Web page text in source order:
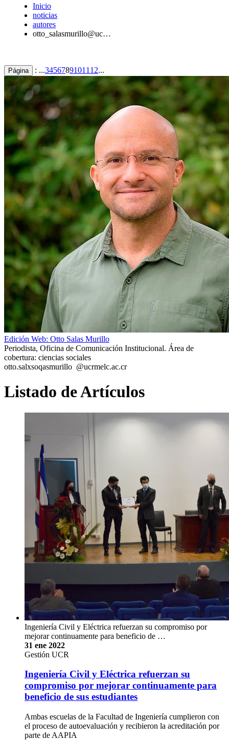
Inicio
noticias
autores
otto_salasmurillo@uc…
Página : ...34567891011 12...
Edición Web: Otto Salas Murillo
Periodista, Oficina de Comunicación Institucional. Área de
cobertura: ciencias sociales
otto.salxsoqasmurillo @ucrmelc.ac.cr
Listado de Artículos
Ingeniería Civil y Eléctrica refuerzan su compromiso por
mejorar continuamente para beneficio de …
31 ene 2022
Gestión UCR
Ingeniería Civil y Eléctrica refuerzan su
compromiso por mejorar continuamente para
beneficio de sus estudiantes
Ambas escuelas de la Facultad de Ingeniería cumplieron con
el proceso de autoevaluación y recibieron la acreditación por
parte de AAPIA